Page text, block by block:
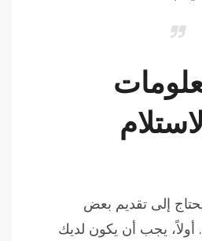
إلى تقديم بعض
أولاً، يجب أن يكون لديك